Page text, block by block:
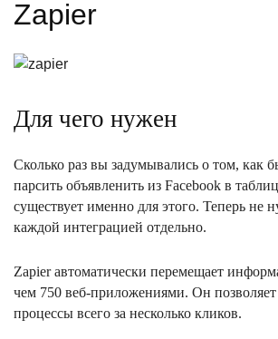
Zapier
Для чего нужен
Сколько раз вы задумывались о том, как
парсить объявленить из Facebook в
существует именно для этого. Теперь не
каждой интеграцией отдельно.
Zapier автоматически перемещает
чем 750 веб-приложениями. Он позволяет
процессы всего за несколько кликов.